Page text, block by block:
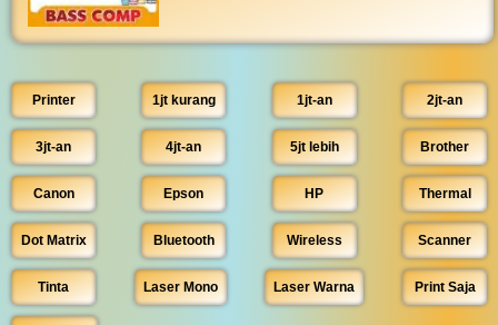
Printer 1jt kurang 1jt-an 2jt-an
3jt-an 4jt-an 5jt lebih Brother
Canon Epson HP Thermal
Dot Matrix Bluetooth Wireless Scanner
Tinta Laser Mono Laser Warna Print Saja